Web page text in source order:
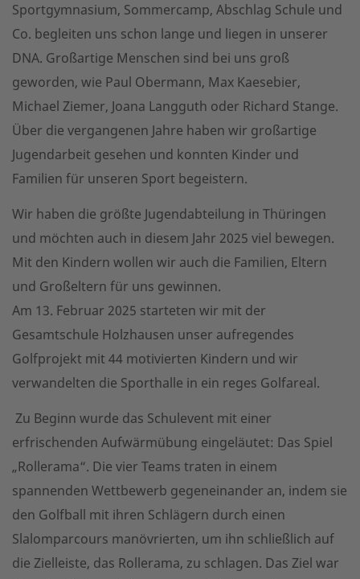
Sportgymnasium, Sommercamp, Abschlag Schule und
Co. begleiten uns schon lange und liegen in unserer
DNA. Großartige Menschen sind bei uns groß
geworden, wie Paul Obermann, Max Kaesebier,
Michael Ziemer, Joana Langguth oder Richard Stange.
Über die vergangenen Jahre haben wir großartige
Jugendarbeit gesehen und konnten Kinder und
Familien für unseren Sport begeistern.
Wir haben die größte Jugendabteilung in Thüringen
und möchten auch in diesem Jahr 2025 viel bewegen.
Mit den Kindern wollen wir auch die Familien, Eltern
und Großeltern für uns gewinnen.
Am 13. Februar 2025 starteten wir mit der
Gesamtschule Holzhausen unser aufregendes
Golfprojekt mit 44 motivierten Kindern und wir
verwandelten die Sporthalle in ein reges Golfareal.
Zu Beginn wurde das Schulevent mit einer
erfrischenden Aufwärmübung eingeläutet: Das Spiel
„Rollerama“. Die vier Teams traten in einem
spannenden Wettbewerb gegeneinander an, indem sie
den Golfball mit ihren Schlägern durch einen
Slalomparcours manövrierten, um ihn schließlich auf
die Zielleiste, das Rollerama, zu schlagen. Das Ziel war